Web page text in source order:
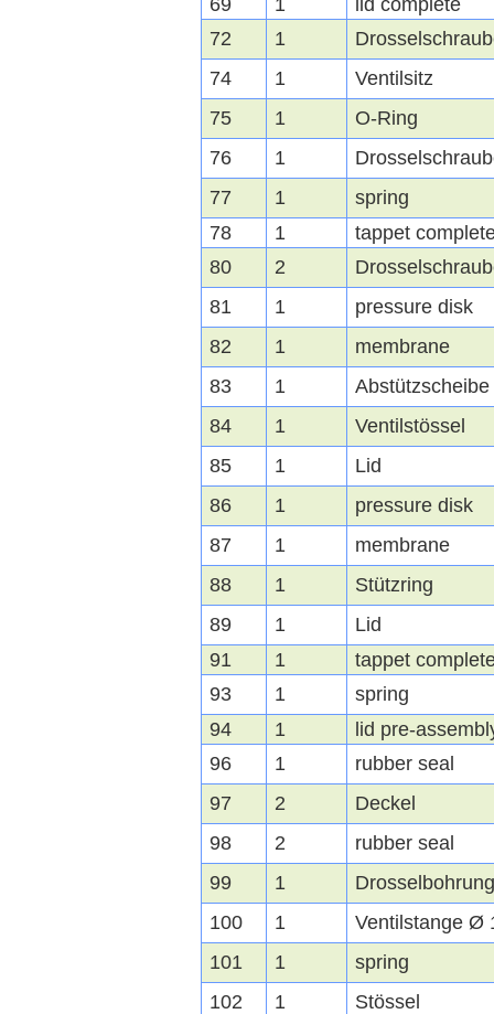
69 1
lid complete
72
1
74
1
Ventilsitz
75
1
O-Ring
76
1
77
1
spring
78
1
tappet
80
2
81
1
pressure disk
82
1
membrane
83
1
Abstützscheibe
84
1
Ventilstössel
85
1
Lid
86
1
pressure disk
87
1
membrane
88
1
Stützring
89
1
Lid
91
1
tappet
93
1
spring
94
1
lid pre-
96
1
rubber seal
97
2
Deckel
98
2
rubber seal
99
1
Drosselbohrung
100
1
Ventilstange Ø
101
1
spring
102
1
Stössel